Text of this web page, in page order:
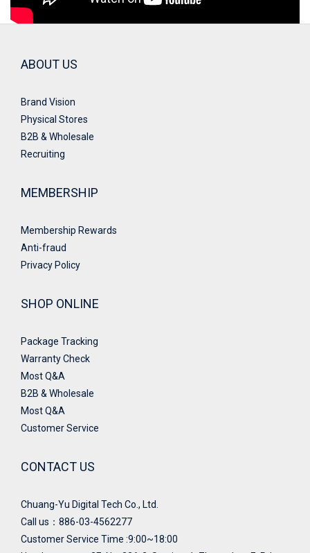
ABOUT US
Brand Vision
Physical Stores
B2B & Wholesale
Recruiting
MEMBERSHIP
Membership Rewards
Anti-fraud
Privacy Policy
SHOP ONLINE
Package Tracking
Warranty Check
Most Q&A
B2B & Wholesale
Most Q&A
Customer Service
CONTACT US
Chuang-Yu Digital Tech Co., Ltd.
Call us：886-03-4562277
Customer Service Time :9:00~18:00